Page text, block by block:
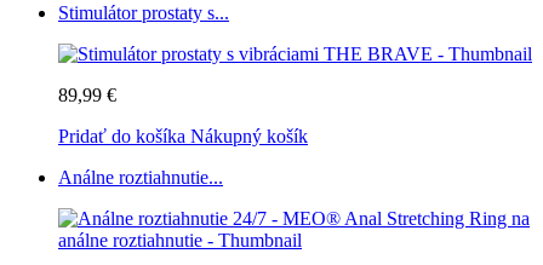
Stimulátor prostaty s...
89,99 €
Pridať do košíka Nákupný košík
Análne roztiahnutie...